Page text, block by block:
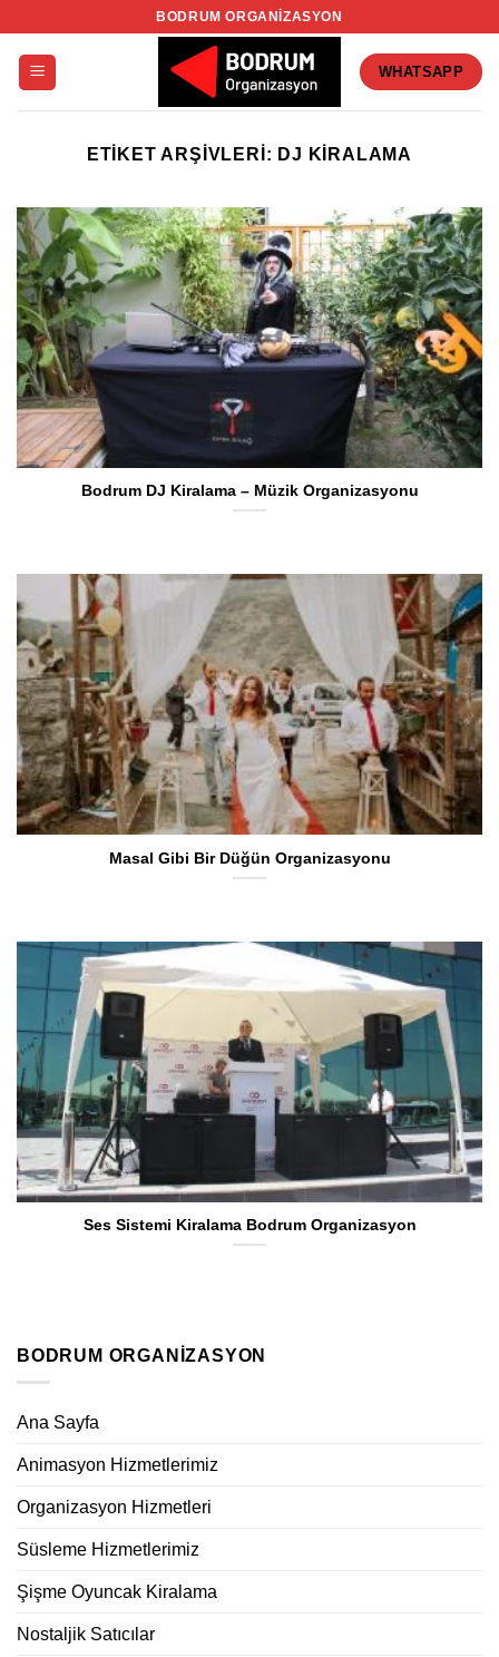
BODRUM ORGANIZASYON
WHATSAPP
ETIKET ARŞIVLERI: DJ KIRALAMA
Bodrum DJ Kiralama – Müzik Organizasyonu
Masal Gibi Bir Düğün Organizasyonu
Ses Sistemi Kiralama Bodrum Organizasyon
BODRUM ORGANIZASYON
Ana Sayfa
Animasyon Hizmetlerimiz
Organizasyon Hizmetleri
Süsleme Hizmetlerimiz
Şişme Oyuncak Kiralama
Nostaljik Satıcılar